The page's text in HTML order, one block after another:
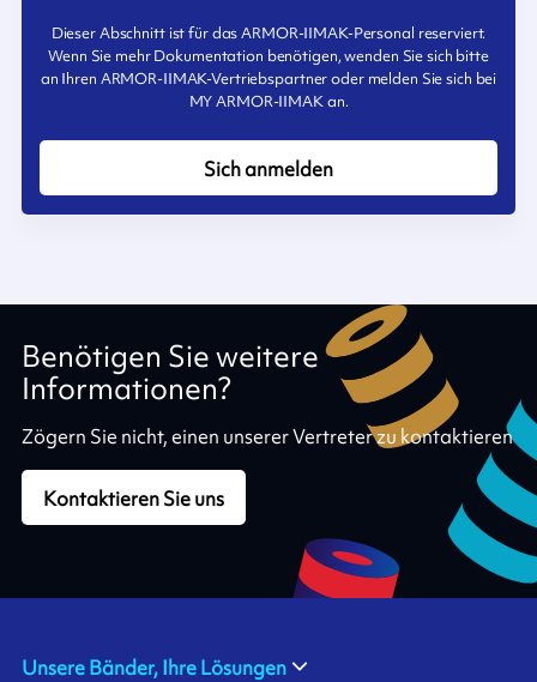
Dieser Abschnitt ist für das ARMOR-IIMAK-Personal reserviert.
Wenn Sie mehr Dokumentation benötigen, wenden Sie sich bitte
an Ihren ARMOR-IIMAK-Vertriebspartner oder melden Sie sich bei
MY ARMOR-IIMAK an.
Sich anmelden
Benötigen Sie weitere
Informationen?
Zögern Sie nicht, einen unserer Vertreter zu kontaktieren
Kontaktieren Sie uns
Unsere Bänder, Ihre Lösungen